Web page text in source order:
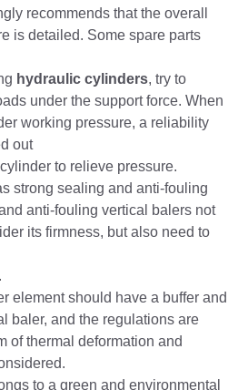
recommends that the overall
is detailed. Some spare parts
hydraulic cylinders, try to
under the support force. When
working pressure, a reliability
out
to relieve pressure.
strong sealing and anti-fouling
anti-fouling vertical balers not
its firmness, but also need to
element should have a buffer and
baler, and the regulations are
of thermal deformation and
to a green and environmental